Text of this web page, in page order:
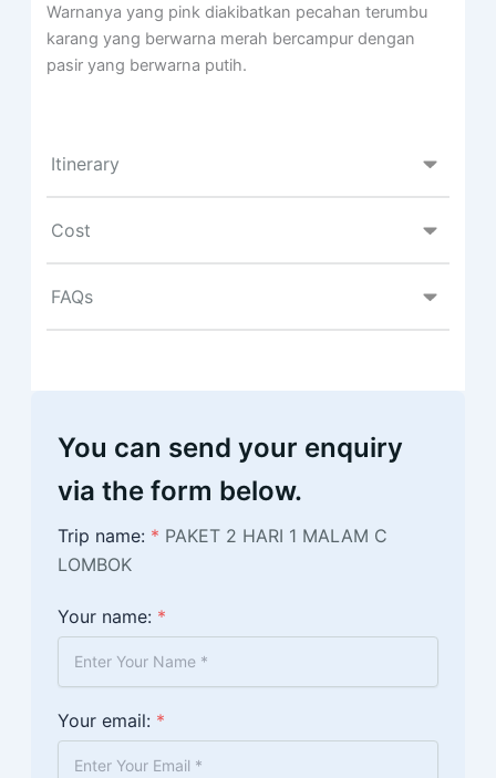
Itinerary
Cost
FAQs
Warnanya yang pink diakibatkan pecahan terumbu
karang yang berwarna merah bercampur dengan
pasir yang berwarna putih.
You can send your enquiry
via the form below.
Trip name: * PAKET 2 HARI 1 MALAM C
LOMBOK
Your name: *
Your email: *